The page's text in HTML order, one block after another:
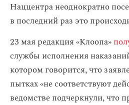
Наццентра неоднократно
в последний раз это
23 мая редакция «Клоопа»
службы исполнения
котором говорится, что
пытках «не соответствуют
ведомстве подчеркнули, что